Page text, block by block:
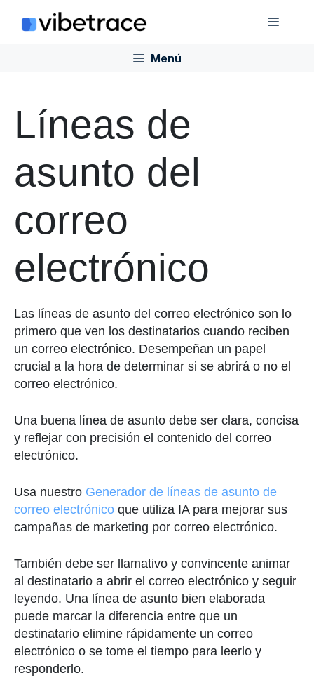
Menú
Menú
Líneas de
asunto del
correo
electrónico
Las líneas de asunto del correo electrónico son lo
primero que ven los destinatarios cuando reciben
un correo electrónico. Desempeñan un papel
crucial a la hora de determinar si se abrirá o no el
correo electrónico.
Una buena línea de asunto debe ser clara, concisa
y reflejar con precisión el contenido del correo
electrónico.
Usa nuestro Generador de líneas de asunto de
correo electrónico que utiliza IA para mejorar sus
campañas de marketing por correo electrónico.
También debe ser llamativo y convincente animar
al destinatario a abrir el correo electrónico y seguir
leyendo. Una línea de asunto bien elaborada
puede marcar la diferencia entre que un
destinatario elimine rápidamente un correo
electrónico o se tome el tiempo para leerlo y
responderlo.